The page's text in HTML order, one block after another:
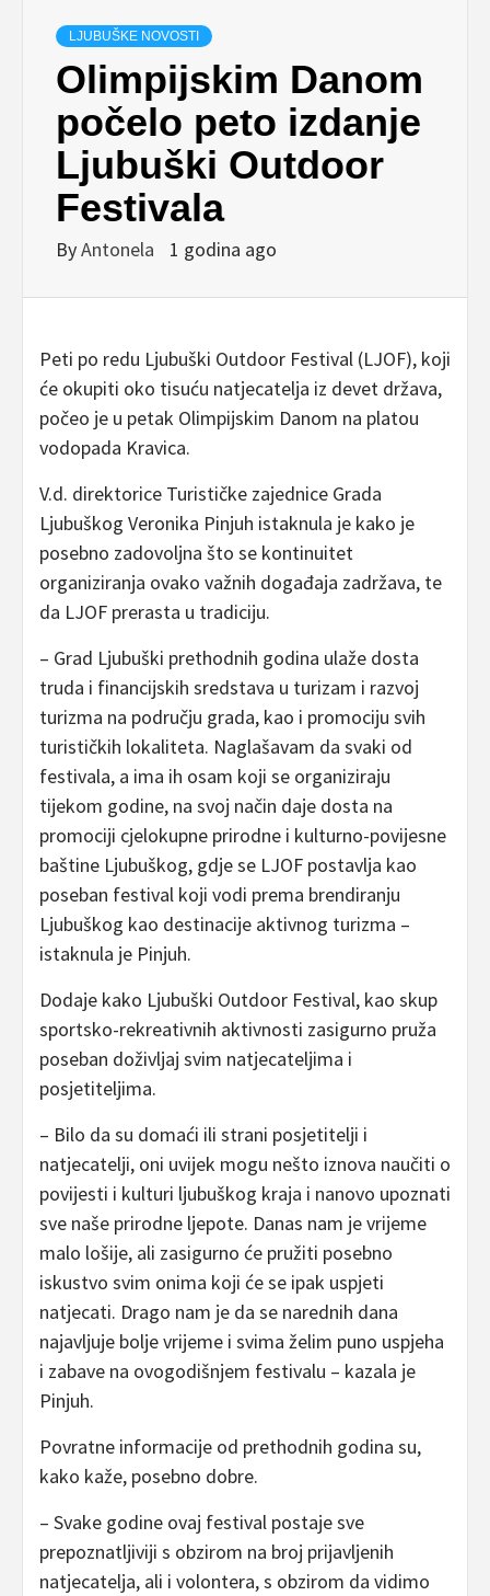
LJUBUŠKE NOVOSTI
Olimpijskim Danom
počelo peto izdanje
Ljubuški Outdoor
Festivala
ByAntonela 1 godina ago
Peti po redu Ljubuški Outdoor Festival (LJOF), koji
će okupiti oko tisuću natjecatelja iz devet država,
počeo je u petak Olimpijskim Danom na platou
vodopada Kravica.
V.d. direktorice Turističke zajednice Grada
Ljubuškog Veronika Pinjuh istaknula je kako je
posebno zadovoljna što se kontinuitet
organiziranja ovako važnih događaja zadržava, te
da LJOF prerasta u tradiciju.
– Grad Ljubuški prethodnih godina ulaže dosta
truda i financijskih sredstava u turizam i razvoj
turizma na području grada, kao i promociju svih
turističkih lokaliteta. Naglašavam da svaki od
festivala, a ima ih osam koji se organiziraju
tijekom godine, na svoj način daje dosta na
promociji cjelokupne prirodne i kulturno-povijesne
baštine Ljubuškog, gdje se LJOF postavlja kao
poseban festival koji vodi prema brendiranju
Ljubuškog kao destinacije aktivnog turizma –
istaknula je Pinjuh.
Dodaje kako Ljubuški Outdoor Festival, kao skup
sportsko-rekreativnih aktivnosti zasigurno pruža
poseban doživljaj svim natjecateljima i
posjetiteljima.
– Bilo da su domaći ili strani posjetitelji i
natjecatelji, oni uvijek mogu nešto iznova naučiti o
povijesti i kulturi ljubuškog kraja i nanovo upoznati
sve naše prirodne ljepote. Danas nam je vrijeme
malo lošije, ali zasigurno će pružiti posebno
iskustvo svim onima koji će se ipak uspjeti
natjecati. Drago nam je da se narednih dana
najavljuje bolje vrijeme i svima želim puno uspjeha
i zabave na ovogodišnjem festivalu – kazala je
Pinjuh.
Povratne informacije od prethodnih godina su,
kako kaže, posebno dobre.
– Svake godine ovaj festival postaje sve
prepoznatljiviji s obzirom na broj prijavljenih
natjecatelja, ali i volontera, s obzirom da vidimo